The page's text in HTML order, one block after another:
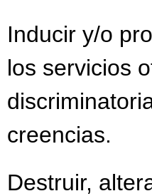
Inducir y/o
los servicios
creencias.
Destruir,